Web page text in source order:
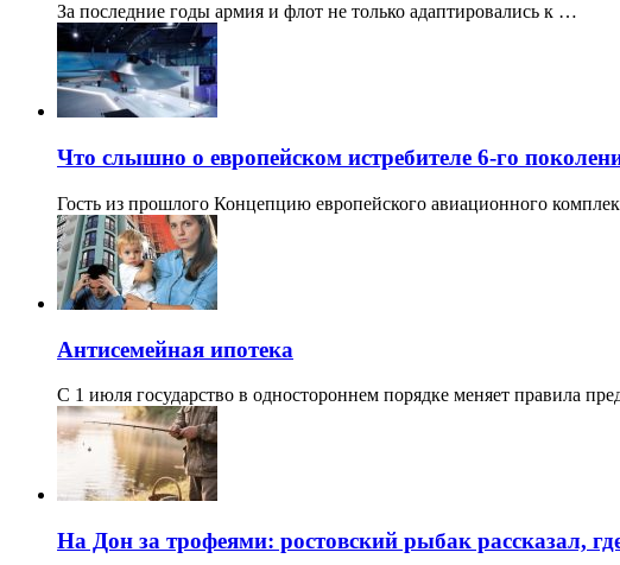
За последние годы армия и флот не только адаптировались к …
Что слышно о европейском истребителе 6-го
Гость из прошлого Концепцию европейского авиационного
Антисемейная ипотека
С 1 июля государство в одностороннем порядке меняет правила
На Дон за трофеями: ростовский рыбак рассказал,